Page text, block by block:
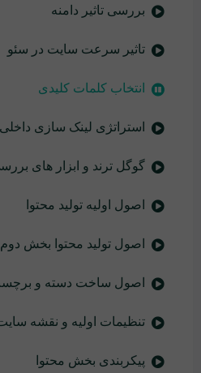
بررسی تاثیر دامنه
تاثیر سرعت سایت در سئو
انتخاب کلمات کلیدی
استراتژی لینک سازی
گوگل ترند و ابزار های
اصول اولیه تولید محتوا
اصول تولید محتوا بخش دوم
اصول ساخت دسته و
تنظیمات اولیه و نقشه
پیکربندی بخش محتوا